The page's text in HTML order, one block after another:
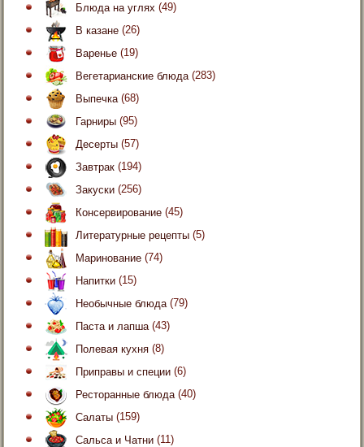
Блюда на углях (49)
В казане (26)
Варенье (19)
Вегетарианские блюда (283)
Выпечка (68)
Гарниры (95)
Десерты (57)
Завтрак (194)
Закуски (256)
Консервирование (45)
Литературные рецепты (5)
Маринование (74)
Напитки (15)
Необычные блюда (79)
Паста и лапша (43)
Полевая кухня (8)
Приправы и специи (6)
Ресторанные блюда (40)
Салаты (159)
Сальса и Чатни (11)